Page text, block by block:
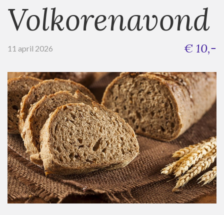
Volkorenavond
11 april 2026 € 10,-